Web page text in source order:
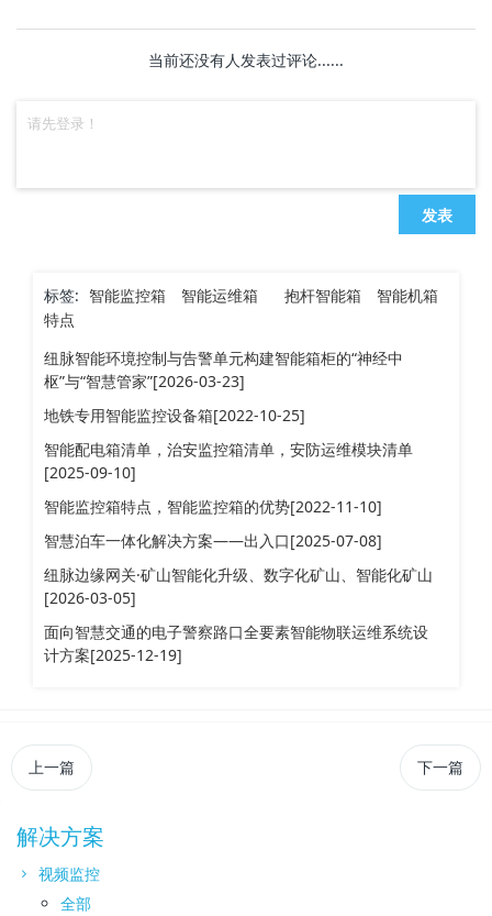
当前还没有人发表过评论......
发表
标签: 智能监控箱 智能运维箱 抱杆智能箱
智能机箱
特点
纽脉智能环境控制与告警单元构建智能箱柜的“神经中
枢”与“智慧管家”[2026-03-23]
地铁专用智能监控设备箱[2022-10-25]
智能配电箱清单，治安监控箱清单，安防运维模块清单
[2025-09-10]
智能监控箱特点，智能监控箱的优势[2022-11-10]
智慧泊车一体化解决方案——出入口[2025-07-08]
纽脉边缘网关·矿山智能化升级、数字化矿山、智能化矿山
[2026-03-05]
面向智慧交通的电子警察路口全要素智能物联运维系统设
计方案[2025-12-19]
上一篇 下一篇
解决方案
视频监控
全部